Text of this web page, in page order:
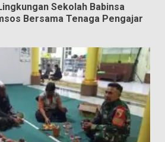
Sekolah Babinsa
Bersama Tenaga Pengajar